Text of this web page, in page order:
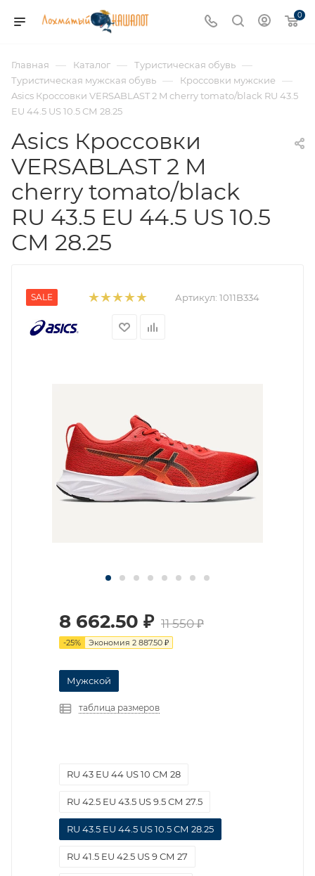
0
Главная — Каталог — Туристическая обувь —
Туристическая мужская обувь — Кроссовки мужские —
Asics Кроссовки VERSABLAST 2 M cherry tomato/black RU 43.5
EU 44.5 US 10.5 СМ 28.25
Asics Кроссовки
VERSABLAST 2 M
cherry tomato/black
RU 43.5 EU 44.5 US 10.5
СМ 28.25
SALE Артикул: 1011B334
8 662.50 ₽ 11 550₽
-25% Экономия 2 887.50 ₽
Мужской
таблица размеров
RU 43 EU 44 US 10 СМ 28
RU 42.5 EU 43.5 US 9.5 СМ 27.5
RU 43.5 EU 44.5 US 10.5 СМ 28.25
RU 41.5 EU 42.5 US 9 СМ 27